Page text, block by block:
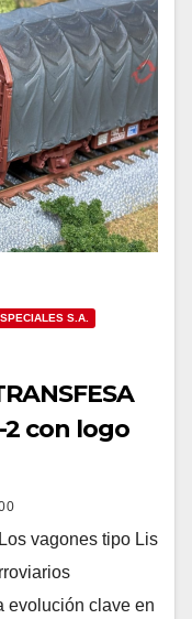
S.A.
2 con logo
vagones tipo Lis
evolución clave en